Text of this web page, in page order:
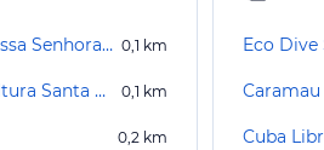
Kirche Paróquia Nossa Senhora das Dores–Sal 0,1 km
Funana Casa da Cultura Santa Maria 0,1 km
0,2 km
Eco Dive
Cuba